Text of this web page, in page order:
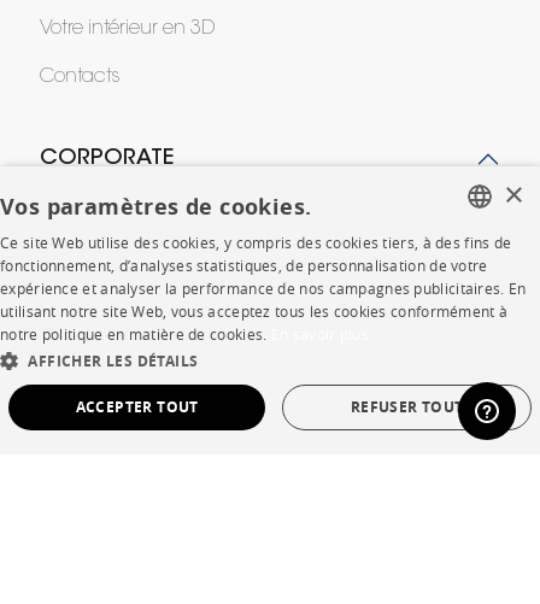
Votre intérieur en 3D
Contacts
CORPORATE
Presse
Rejoignez-nous
Devenir concessionnaire
Contract
FRENCH
ENGLISH
SPANISH
×
Vos paramètres de cookies.
Ce site Web utilise des cookies, y compris des cookies tiers, à des fins de
fonctionnement, d’analyses statistiques, de personnalisation de votre
expérience et analyser la performance de nos campagnes publicitaires. En
utilisant notre site Web, vous acceptez tous les cookies conformément à
notre politique en matière de cookies.
AFFICHER LES DÉTAILS
ACCEPTER TOUT REFUSER TOUT